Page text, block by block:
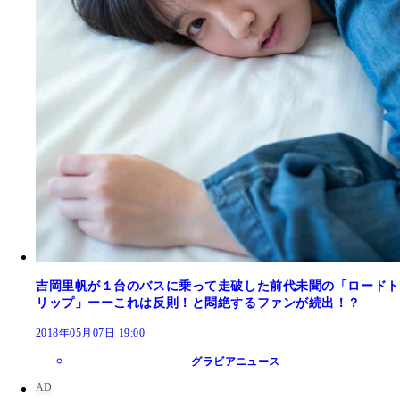
吉岡里帆が１台のバスに乗って走破した前代未聞の「ロードト
リップ」ーーこれは反則！と悶絶するファンが続出！？
2018年05月07日 19:00
グラビアニュース